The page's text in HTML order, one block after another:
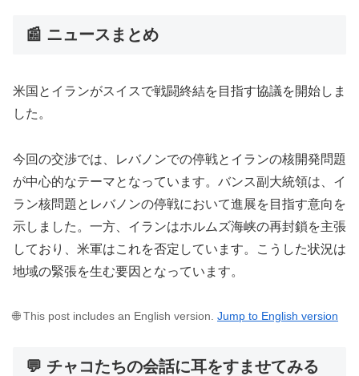
📰 ニュースまとめ
米国とイランがスイスで戦闘終結を目指す協議を開始しま
した。
今回の交渉では、レバノンでの停戦とイランの核開発問題
が中心的なテーマとなっています。バンス副大統領は、イ
ラン核問題とレバノンの停戦において進展を目指す意向を
示しました。一方、イランはホルムズ海峡の再封鎖を主張
しており、米軍はこれを否定しています。こうした状況は
地域の緊張を生む要因となっています。
🌐 This post includes an English version. Jump to English version
💬 チャコたちの会話に耳をすませてみる